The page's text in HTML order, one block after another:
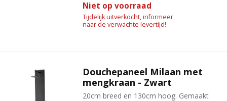
Niet op voorraad
Tijdelijk uitverkocht, informeer
naar de verwachte levertijd!
Douchepaneel Milaan met
mengkraan - Zwart
20cm breed en 130cm hoog. Gemaakt